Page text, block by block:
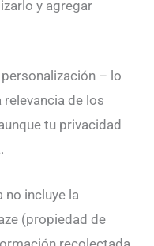
y agregar
– lo
de los
tu privacidad
no incluye la
(propiedad de